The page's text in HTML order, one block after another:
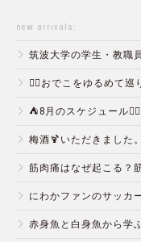
new arrivals:
筑波大学の学生・教職
💆‍♀️おでこをゆるめて巡
⛺️8月のスケジュール
梅酒🍹いただきました。
筋肉痛はなぜ起こる？
にわかファンのサッカ
赤身魚と白身魚から学